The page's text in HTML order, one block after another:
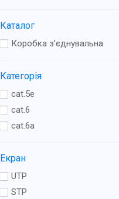
Каталог
Коробка з’єднувальна
Категорія
cat.5e
cat.6
cat.6a
Екран
UTP
STP